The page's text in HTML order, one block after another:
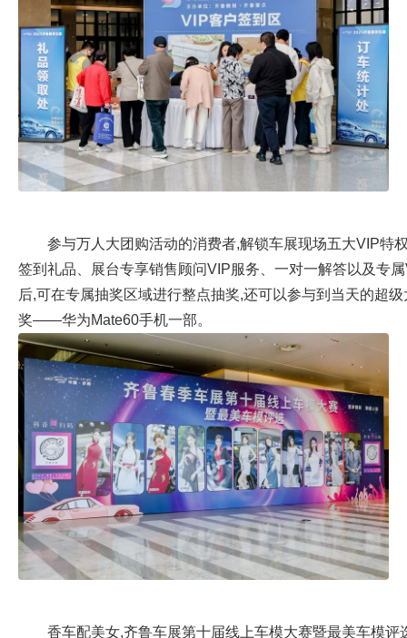
参与万人大团购活动的消费者,解锁车展现场五大VIP特
签到礼品、展台专享销售顾问VIP服务、一对一解答以及专
后,可在专属抽奖区域进行整点抽奖,还可以参与到当天的超
奖——华为Mate60手机一部。
香车配美女,齐鲁车展第十届线上车模大赛暨最美车模